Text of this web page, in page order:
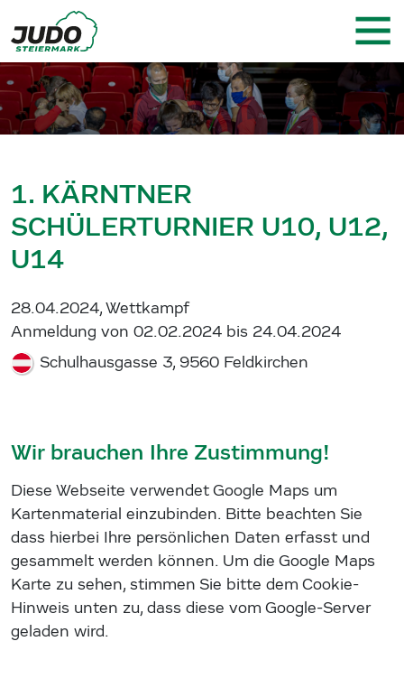
1. KÄRNTNER
SCHÜLERTURNIER U10, U12,
U14
28.04.2024, Wettkampf
Anmeldung von 02.02.2024 bis 24.04.2024
Schulhausgasse 3, 9560 Feldkirchen
Wir brauchen Ihre Zustimmung!
Diese Webseite verwendet Google Maps um
Kartenmaterial einzubinden. Bitte beachten Sie
dass hierbei Ihre persönlichen Daten erfasst und
gesammelt werden können. Um die Google Maps
Karte zu sehen, stimmen Sie bitte dem Cookie-
Hinweis unten zu, dass diese vom Google-Server
geladen wird.